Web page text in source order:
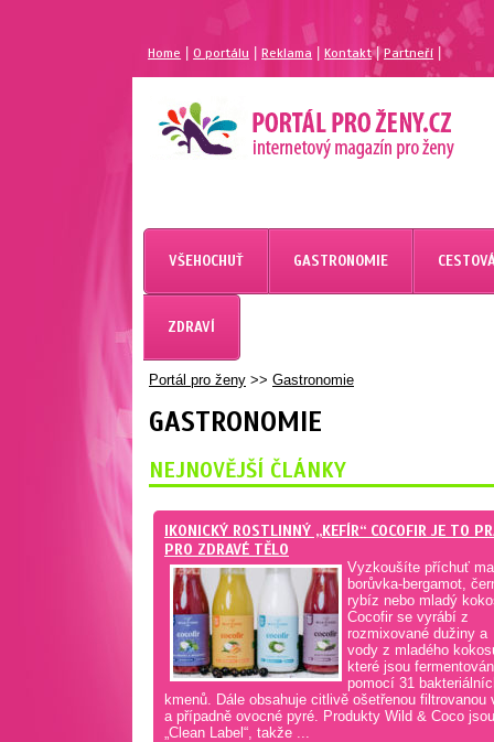
Home |O portálu Reklama Kontakt| Partneří
VŠEHOCHUŤ GASTRONOMIE
ZDRAVÍ
Portál pro ženy >> Gastronomie
GASTRONOMIE
NEJNOVĚJŠÍ ČLÁNKY
IKONICKÝ ROSTLINNÝ „KEFÍR“ COCOFIR JE TO
PRO ZDRAVÉ TĚLO
Vyzkoušíte příchuť
borůvka-bergamot,
rybíz nebo mladý
Cocofir se vyrábí z
rozmixované dužiny a
vody z mladého
které jsou
pomocí 31
kmenů. Dále obsahuje citlivě ošetřenou filtrovanou
a případně ovocné pyré. Produkty Wild & Coco jsou
„Clean Label“, takže ...